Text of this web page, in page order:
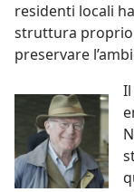
residenti locali
struttura proprio
preservare